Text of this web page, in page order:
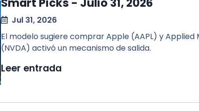
Jul 31, 2026
El modelo sugiere comprar Apple (AAPL) y Applied
(NVDA) activó un mecanismo de salida.
Leer entrada